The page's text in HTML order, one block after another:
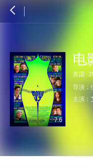
7.6
电
美国 ·
导演：
主演：